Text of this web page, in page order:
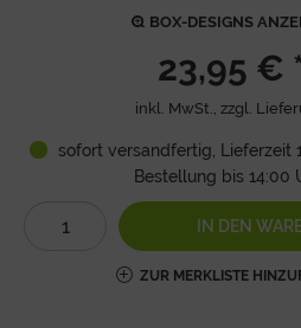
BOX-DESIGNS
23,95 €
inkl. MwSt., zzgl.
sofort versandfertig, Lieferzeit
Bestellung bis 14:00
IN DEN
ZUR MERKLISTE